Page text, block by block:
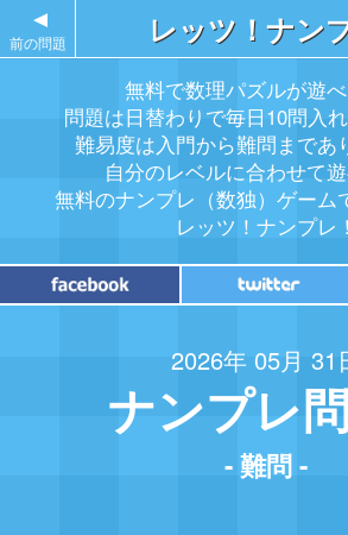
レッツ！ナン
無料で数理パズルが遊べ
問題は日替わりで毎日10問入れ
難易度は入門から難問まであ
自分のレベルに合わせて遊
無料のナンプレ（数独）ゲーム
レッツ！ナンプレ！
2026年 05月 31
ナンプレ
- 難問 -
▲
前の問題